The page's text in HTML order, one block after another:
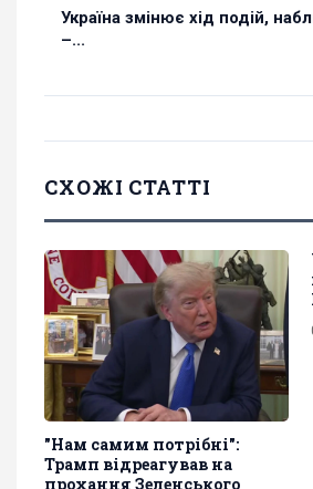
Україна змінює хід подій,
–...
СХОЖІ СТАТТІ
"Нам самим потрібні":
Трамп відреагував на
прохання Зеленського